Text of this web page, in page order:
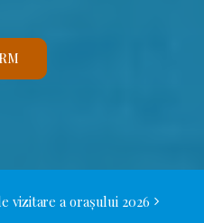
vizitare a orașului 2026